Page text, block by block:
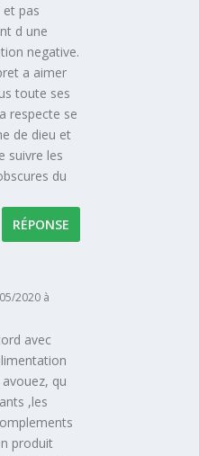
et pas
d une
negative.
a aimer
toute ses
respecte se
de dieu et
suivre les
du
RÉPONSE
2020 à
avec
qu
,les
produit